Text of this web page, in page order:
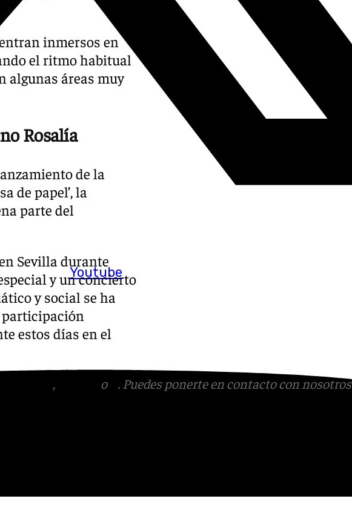
Youtube
inmersos en
el ritmo habitual
algunas áreas muy
Rosalía
de la
de papel’, la
parte del
Sevilla durante
y un concierto
y social se ha
participación
estos días en el
, o
. Puedes ponerte en contacto con